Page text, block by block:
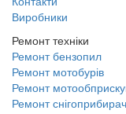
Виробники
Ремонт техніки
Ремонт бензопил
Ремонт мотобурів
Ремонт
Ремонт